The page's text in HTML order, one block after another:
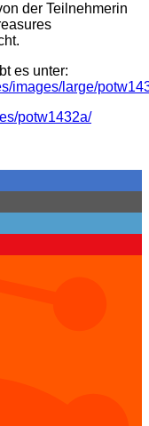
der Teilnehmerin
es unter:
images/large/
potw1432a/